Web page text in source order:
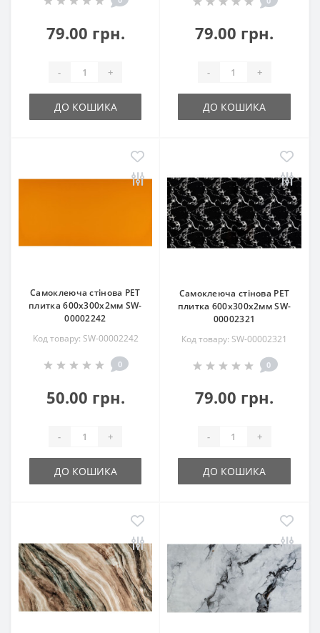
79.00 грн.
- +
ДО КОШИКА
79.00 грн.
- +
ДО КОШИКА
Самоклеюча стінова PET
плитка 600х300х2мм SW-
00002242
Код товару: SW-00002242
0
50.00 грн.
- +
ДО КОШИКА
Самоклеюча стінова PET
плитка 600х300х2мм SW-
00002321
Код товару: SW-00002321
0
79.00 грн.
- +
ДО КОШИКА